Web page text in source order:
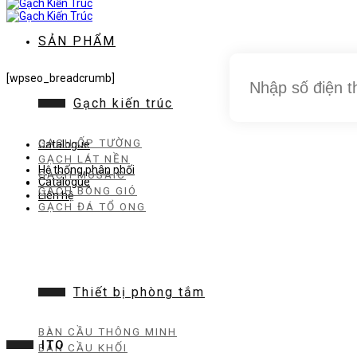
dung
Catalogue
Hệ thống phân phối
Liên hệ
Catalogue
SẢN PHẨM
Gạch kiến trúc
GẠCH ỐP TƯỜNG
GẠCH LÁT NỀN
GẠCH MOSAIC
GẠCH BÔNG GIÓ
GẠCH ĐÁ TỔ ONG
Thiết bị phòng tắm
BÀN CẦU THÔNG MINH
BÀN CẦU KHỐI
[wpseo_breadcrumb]
ITO